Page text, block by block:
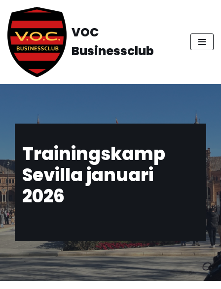
Ga
naar
de
inhoud
VOC
Businessclub
Trainingskamp
Sevilla januari
2026